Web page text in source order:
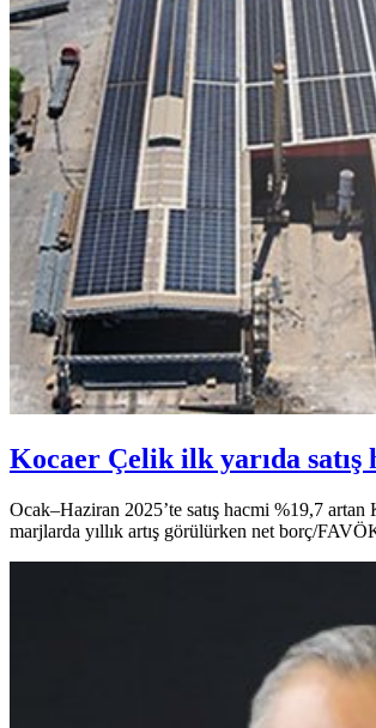
Kocaer Çelik ilk yarıda satış
Ocak–Haziran 2025’te satış hacmi %19,7
marjlarda yıllık artış görülürken net borç/